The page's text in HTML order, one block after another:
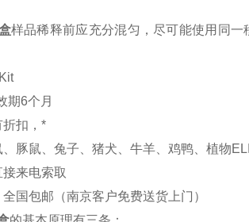
样品稀释前应充分混匀，尽可能使用同一
期6个月
折扣，*
、豚鼠、兔子、猪犬、牛羊、鸡鸭、植物
接来电索取
国包邮（南京客户免费送货上门）